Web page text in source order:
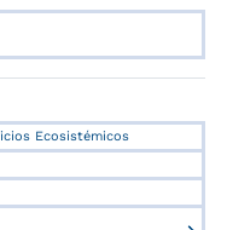
Ecosistémicos